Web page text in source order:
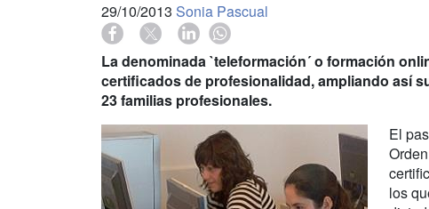
29/10/2013 Sonia Pascual
La denominada `teleformación´ o formación
certificados de profesionalidad, ampliando así
23 familias profesionales.
El
los